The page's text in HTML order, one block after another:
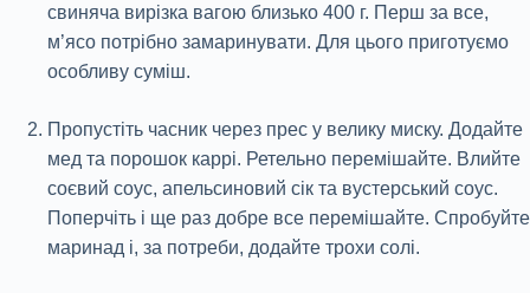
свиняча вирізка вагою близько 400 г. Перш за все,
м’ясо потрібно замаринувати. Для цього приготуємо
особливу суміш.
Пропустіть часник через прес у велику миску. Додайте
мед та порошок каррі. Ретельно перемішайте. Влийте
соєвий соус, апельсиновий сік та вустерський соус.
Поперчіть і ще раз добре все перемішайте. Спробуйте
маринад і, за потреби, додайте трохи солі.